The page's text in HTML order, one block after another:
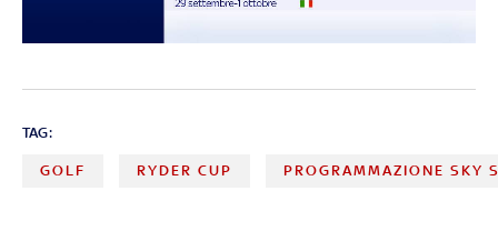
TAG:
GOLF RYDER CUP PROGRAMMAZIONE SKY